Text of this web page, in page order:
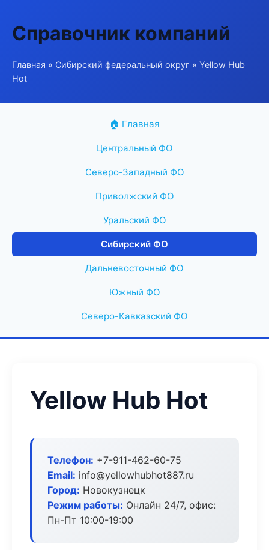
Справочник компаний
Главная » Сибирский федеральный округ » Yellow Hub
Hot
🏠 Главная
Центральный ФО
Северо-Западный ФО
Приволжский ФО
Уральский ФО
Сибирский ФО
Дальневосточный ФО
Южный ФО
Северо-Кавказский ФО
Yellow Hub Hot
Телефон: +7-911-462-60-75
Email: info@yellowhubhot887.ru
Город: Новокузнецк
Режим работы: Онлайн 24/7, офис:
Пн-Пт 10:00-19:00